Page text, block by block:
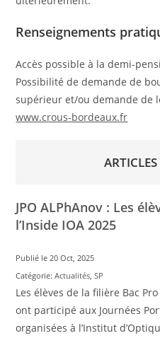
Renseignements
Accès possible à la demi-
Possibilité de demande de
supérieur et/ou demande de
www.crous-bordeaux.fr
ARTICLES
JPO ALPhAnov : Les
l’Inside IOA 2025
Publié le 20 Oct, 2025
Catégorie:Actualités,SP
Les élèves de la filière Bac
ont participé aux Journées
organisées à l’Institut